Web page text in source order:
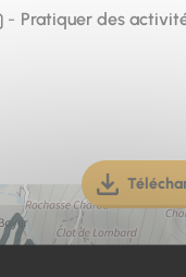
Pratiquer des